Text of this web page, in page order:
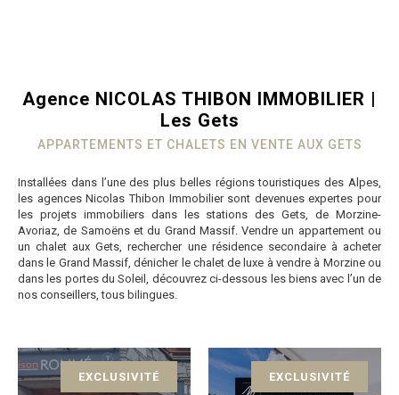
Agence NICOLAS THIBON IMMOBILIER |
Les Gets
APPARTEMENTS ET CHALETS EN VENTE AUX GETS
Installées dans l’une des plus belles régions touristiques des Alpes,
les agences Nicolas Thibon Immobilier sont devenues expertes pour
les projets immobiliers dans les stations des Gets, de Morzine-
Avoriaz, de Samoëns et du Grand Massif. Vendre un appartement ou
un chalet aux Gets, rechercher une résidence secondaire à acheter
dans le Grand Massif, dénicher le chalet de luxe à vendre à Morzine ou
dans les portes du Soleil, découvrez ci-dessous les biens avec l’un de
nos conseillers, tous bilingues.
EXCLUSIVITÉ EXCLUSIVITÉ